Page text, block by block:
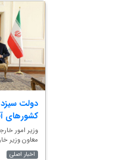
دولت
کشورهای
معاون وزیر
اخبار اصلی